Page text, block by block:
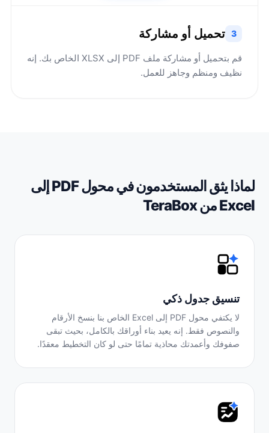
3 تحميل أو مشاركة
قم بتحميل أو مشاركة ملف PDF إلى XLSX الخاص بك. إنه
نظيف ومنظم وجاهز للعمل.
لماذا يثق المستخدمون في محول PDF إلى
Excel من TeraBox
تنسيق جدول ذكي
لا يكتفي محول PDF إلى Excel الخاص بنا بنسخ الأرقام
والنصوص فقط. إنه يعيد بناء أوراقك بالكامل، بحيث تبقى
صفوفك وأعمدتك محاذية تمامًا حتى لو كان التخطيط معقدًا.